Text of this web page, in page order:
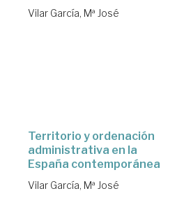
Vilar García, Mª José
Territorio y ordenación
administrativa en la
España contemporánea
Vilar García, Mª José